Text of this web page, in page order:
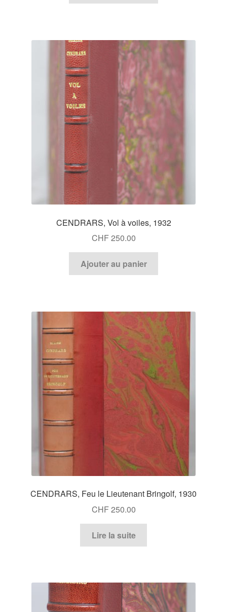
CENDRARS, Vol à voiles, 1932
CHF250.00
Ajouter au panier
CENDRARS, Feu le Lieutenant Bringolf, 1930
CHF250.00
Lire la suite